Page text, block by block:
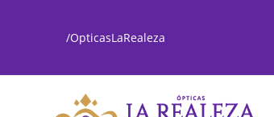
/OpticasLaRealeza